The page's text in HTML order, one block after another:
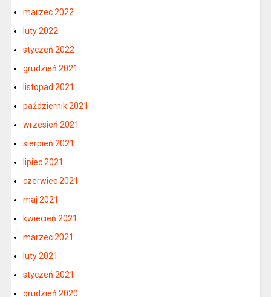
marzec 2022
luty 2022
styczeń 2022
grudzień 2021
listopad 2021
październik 2021
wrzesień 2021
sierpień 2021
lipiec 2021
czerwiec 2021
maj 2021
kwiecień 2021
marzec 2021
luty 2021
styczeń 2021
grudzień 2020